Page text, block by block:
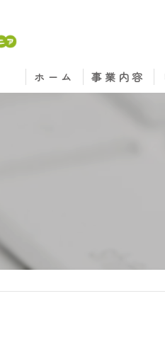
ホーム 事業内容